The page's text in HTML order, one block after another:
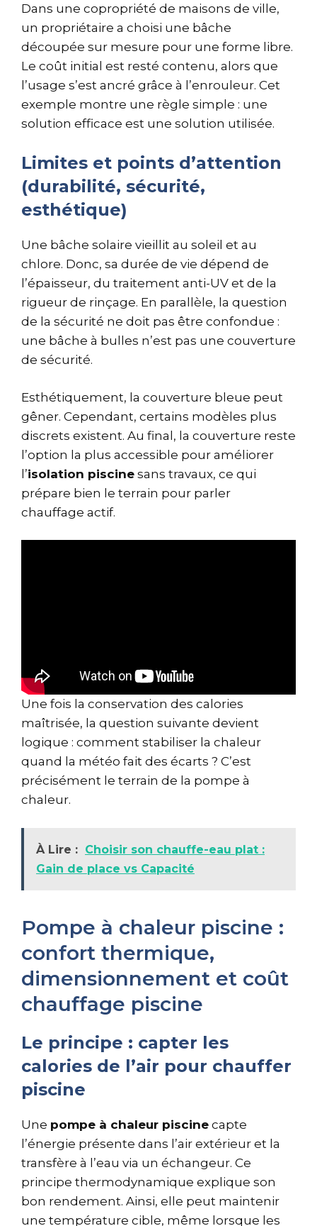
Dans une copropriété de maisons de ville,
un propriétaire a choisi une bâche
découpée sur mesure pour une forme libre.
Le coût initial est resté contenu, alors que
l’usage s’est ancré grâce à l’enrouleur. Cet
exemple montre une règle simple : une
solution efficace est une solution utilisée.
Limites et points d’attention
(durabilité, sécurité,
esthétique)
Une bâche solaire vieillit au soleil et au
chlore. Donc, sa durée de vie dépend de
l’épaisseur, du traitement anti-UV et de la
rigueur de rinçage. En parallèle, la question
de la sécurité ne doit pas être confondue :
une bâche à bulles n’est pas une couverture
de sécurité.
Esthétiquement, la couverture bleue peut
gêner. Cependant, certains modèles plus
discrets existent. Au final, la couverture reste
l’option la plus accessible pour améliorer
l’isolation piscine sans travaux, ce qui
prépare bien le terrain pour parler
chauffage actif.
Une fois la conservation des calories
maîtrisée, la question suivante devient
logique : comment stabiliser la chaleur
quand la météo fait des écarts ? C’est
précisément le terrain de la pompe à
chaleur.
À Lire : Choisir son chauffe-eau plat :
Gain de place vs Capacité
Pompe à chaleur piscine :
confort thermique,
dimensionnement et coût
chauffage piscine
Le principe : capter les
calories de l’air pour chauffer
piscine
Une pompe à chaleur piscine capte
l’énergie présente dans l’air extérieur et la
transfère à l’eau via un échangeur. Ce
principe thermodynamique explique son
bon rendement. Ainsi, elle peut maintenir
une température cible, même lorsque les